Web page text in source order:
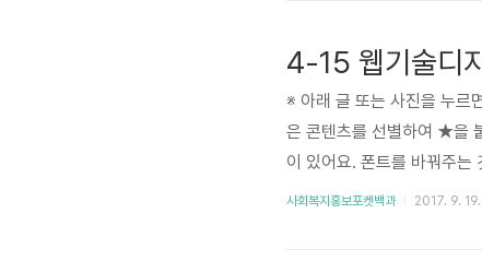
4-15 웹기술디
※ 아래 글 또는 사진을 누르
은 콘텐츠를 선별하여 ★을
이 있어요. 폰트를 바꿔주는
료로 웹폰트를 제공한답니
사회복지홍보포켓백과 2017. 9.